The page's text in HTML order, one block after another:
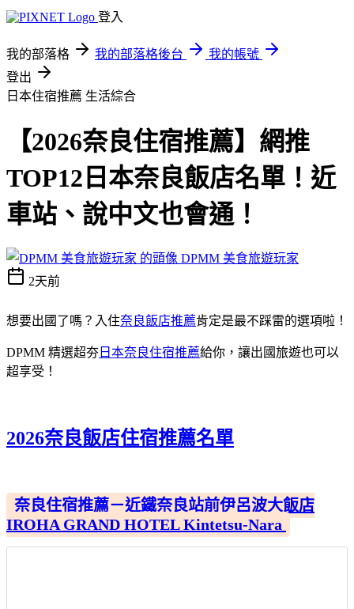
登入
我的部落格 我的部落格後台
我的帳號
登出
日本住宿推薦 生活綜合
【2026奈良住宿推薦】網推
TOP12日本奈良飯店名單！近
車站、說中文也會通！
DPMM 美食旅遊玩家
2天前
想要出國了嗎？入住奈良飯店推薦肯定是最不踩雷的選項啦！
DPMM 精選超夯 日本奈良住宿推薦給你，讓出國旅遊也可以
超享受！
2026奈良飯店住宿推薦名單
奈良住宿推薦－近鐵奈良站前伊呂波大飯店
IROHA GRAND HOTEL Kintetsu-Nara